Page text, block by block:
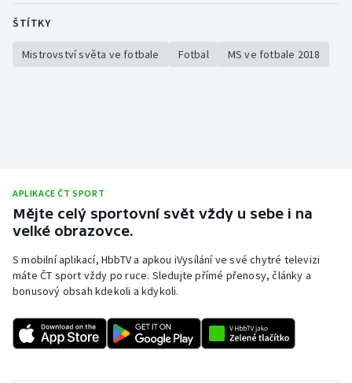
ŠTÍTKY
Mistrovství světa ve fotbale Fotbal MS ve fotbale 2018
APLIKACE ČT SPORT
Mějte celý sportovní svět vždy u sebe i na
velké obrazovce.
S mobilní aplikací, HbbTV a apkou iVysílání ve své chytré televizi
máte ČT sport vždy po ruce. Sledujte přímé přenosy, články a
bonusový obsah kdekoli a kdykoli.